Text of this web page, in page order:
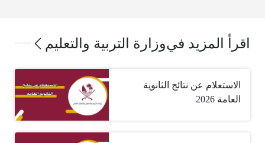
اقرأ المزيد فيوزارة التربية والتعليم
الاستعلام عن نتائج الثانوية
العامة 2026